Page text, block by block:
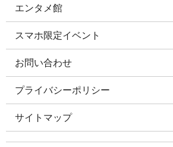
エンタメ館
スマホ限定イベント
お問い合わせ
プライバシーポリシー
サイトマップ